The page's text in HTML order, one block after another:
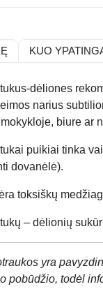
KUO
dėliones
narius
biure ar
puikiai tinka
dovanėlė).
toksiškų
– dėlionių
yra
pobūdžio, todėl